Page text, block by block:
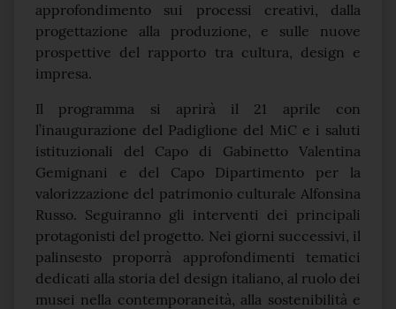
approfondimento sui processi creativi, dalla
progettazione alla produzione, e sulle nuove
prospettive del rapporto tra cultura, design e
impresa.
Il programma si aprirà il 21 aprile con
l’inaugurazione del Padiglione del MiC e i saluti
istituzionali del Capo di Gabinetto Valentina
Gemignani e del Capo Dipartimento per la
valorizzazione del patrimonio culturale Alfonsina
Russo. Seguiranno gli interventi dei principali
protagonisti del progetto. Nei giorni successivi, il
palinsesto proporrà approfondimenti tematici
dedicati alla storia del design italiano, al ruolo dei
musei nella contemporaneità, alla sostenibilità e